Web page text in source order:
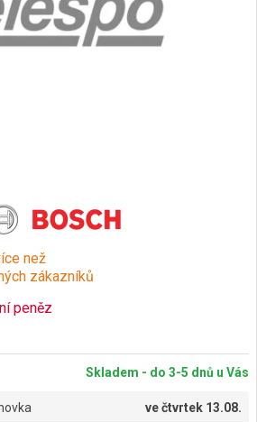
než
zákazníků
peněz
Skladem - do 3-5 dnů u Vás
večtvrtek 13.08.